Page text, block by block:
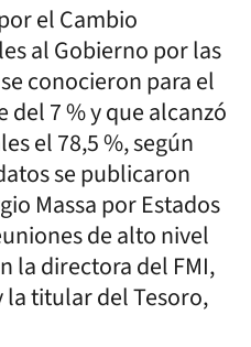
el Cambio
al Gobierno por las
conocieron para el
del 7 % y que alcanzó
el 78,5 %, según
se publicaron
Massa por Estados
de alto nivel
la directora del FMI,
la titular del Tesoro,